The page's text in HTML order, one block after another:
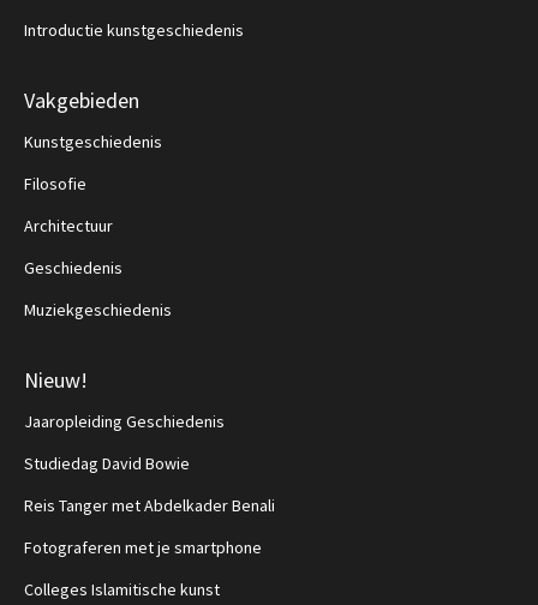
Introductie kunstgeschiedenis
Vakgebieden
Kunstgeschiedenis
Filosofie
Architectuur
Geschiedenis
Muziekgeschiedenis
Nieuw!
Jaaropleiding Geschiedenis
Studiedag David Bowie
Reis Tanger met Abdelkader Benali
Fotograferen met je smartphone
Colleges Islamitische kunst